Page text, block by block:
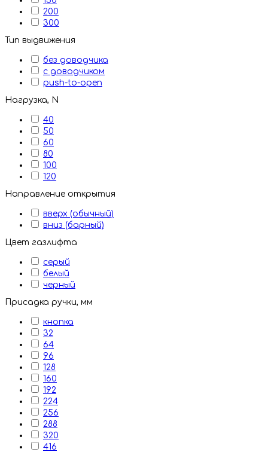
200
300
Тип выдвижения
без доводчика
с доводчиком
push-to-open
Нагрузка, N
40
50
60
80
100
120
Направление открытия
вверх (обычный)
вниз (барный)
Цвет газлифта
серый
белый
черный
Присадка ручки, мм
кнопка
32
64
96
128
160
192
224
256
288
320
416